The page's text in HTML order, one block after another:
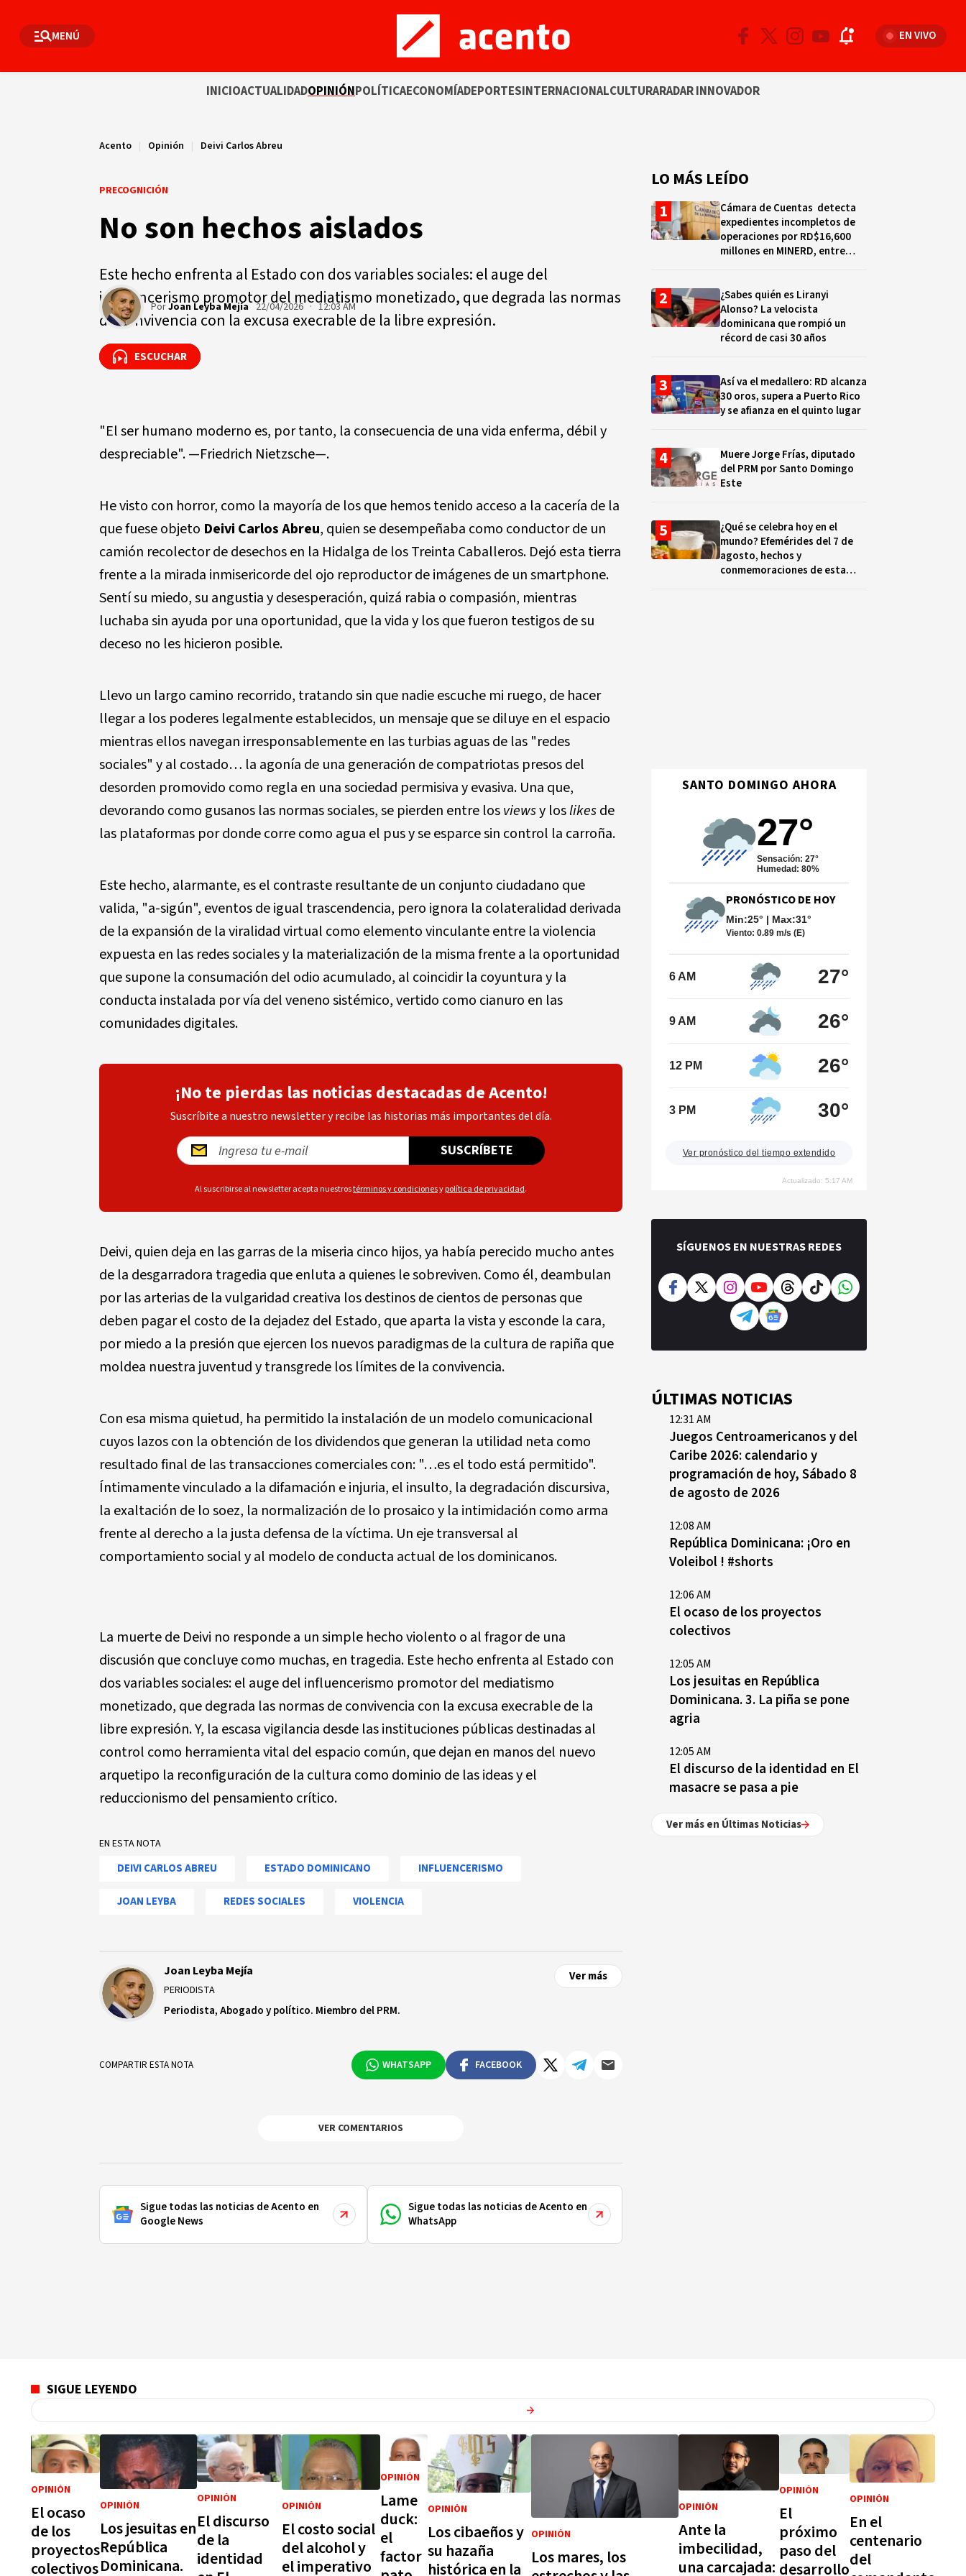
MENÚ EN VIVO
INICIOACTUALIDADOPINIÓNPOLÍTICAECONOMÍADEPORTESINTERNACIONALCULTURARADAR INNOVADOR
Acento | Opinión | Deivi Carlos Abreu
PRECOGNICIÓN
No son hechos aislados
Este hecho enfrenta al Estado con dos variables sociales: el auge del
influencerismo promotor del mediatismo monetizado, que degrada las normas
de convivencia con la excusa execrable de la libre expresión.
PorJoan Leyba Mejía 22/04/2026 · 12:03 AM
ESCUCHAR
ESCUCHAR
"El ser humano moderno es, por tanto, la consecuencia de una vida enferma, débil y
despreciable". —Friedrich Nietzsche—.
He visto con horror, como la mayoría de los que hemos tenido acceso a la cacería de la
que fuese objeto Deivi Carlos Abreu, quien se desempeñaba como conductor de un
camión recolector de desechos en la Hidalga de los Treinta Caballeros. Dejó esta tierra
frente a la mirada inmisericorde del ojo reproductor de imágenes de un smartphone.
Sentí su miedo, su angustia y desesperación, quizá rabia o compasión, mientras
luchaba sin ayuda por una oportunidad, que la vida y los que fueron testigos de su
deceso no les hicieron posible.
Llevo un largo camino recorrido, tratando sin que nadie escuche mi ruego, de hacer
llegar a los poderes legalmente establecidos, un mensaje que se diluye en el espacio
mientras ellos navegan irresponsablemente en las turbias aguas de las "redes
sociales" y al costado… la agonía de una generación de compatriotas presos del
desorden promovido como regla en una sociedad permisiva y evasiva. Una que,
devorando como gusanos las normas sociales, se pierden entre losviewsy loslikesde
las plataformas por donde corre como agua el pus y se esparce sin control la carroña.
Este hecho, alarmante, es el contraste resultante de un conjunto ciudadano que
valida, "a-sigún", eventos de igual trascendencia, pero ignora la colateralidad derivada
de la expansión de la viralidad virtual como elemento vinculante entre la violencia
expuesta en las redes sociales y la materialización de la misma frente a la oportunidad
que supone la consumación del odio acumulado, al coincidir la coyuntura y la
conducta instalada por vía del veneno sistémico, vertido como cianuro en las
comunidades digitales.
¡No te pierdas las noticias destacadas de Acento!
Suscríbite a nuestro newsletter y recibe las historias más importantes del día.
SUSCRÍBETE
Al suscribirse al newsletter acepta nuestrostérminos y condicionesypolítica de privacidad.
Deivi, quien deja en las garras de la miseria cinco hijos, ya había perecido mucho antes
de la desgarradora tragedia que enluta a quienes le sobreviven. Como él, deambulan
por las arterias de la vulgaridad creativa los destinos de cientos de personas que
deben pagar el costo de la dejadez del Estado, que aparta la vista y esconde la cara,
por miedo a la presión que ejercen los nuevos paradigmas de la cultura de rapiña que
moldea nuestra juventud y transgrede los límites de la convivencia.
Con esa misma quietud, ha permitido la instalación de un modelo comunicacional
cuyos lazos con la obtención de los dividendos que generan la utilidad neta como
resultado final de las transacciones comerciales con: "…es el todo está permitido".
Íntimamente vinculado a la difamación e injuria, el insulto, la degradación discursiva,
la exaltación de lo soez, la normalización de lo prosaico y la intimidación como arma
frente al derecho a la justa defensa de la víctima. Un eje transversal al
comportamiento social y al modelo de conducta actual de los dominicanos.
La muerte de Deivi no responde a un simple hecho violento o al fragor de una
discusión que concluye como muchas, en tragedia. Este hecho enfrenta al Estado con
dos variables sociales: el auge del influencerismo promotor del mediatismo
monetizado, que degrada las normas de convivencia con la excusa execrable de la
libre expresión. Y, la escasa vigilancia desde las instituciones públicas destinadas al
control como herramienta vital del espacio común, que dejan en manos del nuevo
arquetipo la reconfiguración de la cultura como dominio de las ideas y el
reduccionismo del pensamiento crítico.
EN ESTA NOTA
DEIVI CARLOS ABREU ESTADO DOMINICANO INFLUENCERISMO
JOAN LEYBA REDES SOCIALES VIOLENCIA
Joan Leyba Mejía
PERIODISTA
Periodista, Abogado y político. Miembro del PRM.
Ver más
COMPARTIR ESTA NOTA WHATSAPP FACEBOOK
VER COMENTARIOS
Sigue todas las noticias de Acento en
Google News
Sigue todas las noticias de Acento en
WhatsApp
LO MÁS LEÍDO
Cámara de Cuentas detecta
expedientes incompletos de
operaciones por RD$16,600
millones en MINERD, entre
¿Sabes quién es Liranyi
Alonso? La velocista
dominicana que rompió un
récord de casi 30 años
Así va el medallero: RD alcanza
30 oros, supera a Puerto Rico
y se afianza en el quinto lugar
Muere Jorge Frías, diputado
del PRM por Santo Domingo
Este
¿Qué se celebra hoy en el
mundo? Efemérides del 7 de
agosto, hechos y
conmemoraciones de esta
SANTO DOMINGO AHORA
27°
Sensación: 27°
Humedad: 80%
PRONÓSTICO DE HOY
Min:25° | Max:31°
Viento: 0.89 m/s (E)
6 AM 27°
9 AM 26°
12 PM 26°
3 PM 30°
Ver pronóstico del tiempo extendido
Actualizado: 5:17 AM
SÍGUENOS EN NUESTRAS REDES
ÚLTIMAS NOTICIAS
12:31 AM
Juegos Centroamericanos y del
Caribe 2026: calendario y
programación de hoy, Sábado 8
de agosto de 2026
12:08 AM
República Dominicana: ¡Oro en
Voleibol ! #shorts
12:06 AM
El ocaso de los proyectos
colectivos
12:05 AM
Los jesuitas en República
Dominicana. 3. La piña se pone
agria
12:05 AM
El discurso de la identidad en El
masacre se pasa a pie
Ver más en Últimas Noticias
SIGUE LEYENDO
OPINIÓN
El ocaso
de los
proyectos
colectivos
OPINIÓN
Los jesuitas en
República
Dominicana.
OPINIÓN
El discurso
de la
identidad
OPINIÓN
El costo social
del alcohol y
el imperativo
OPINIÓN
Lame
duck:
el
factor
OPINIÓN
Los cibaeños y
su hazaña
histórica en la
OPINIÓN
Los mares, los
OPINIÓN
Ante la
imbecilidad,
una carcajada:
OPINIÓN
El
próximo
paso del
desarrollo
OPINIÓN
En el
centenario
del